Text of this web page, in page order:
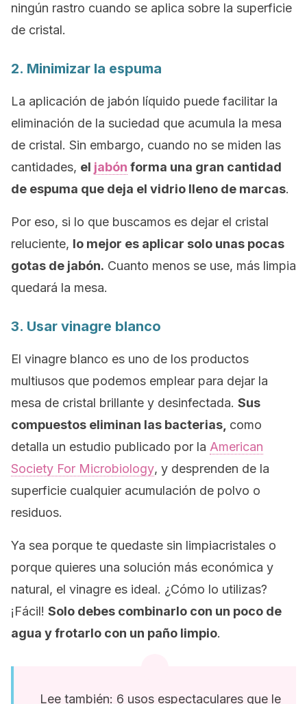
ningún rastro cuando se aplica sobre la superficie
de cristal.
2. Minimizar la espuma
La aplicación de jabón líquido puede facilitar la
eliminación de la suciedad que acumula la mesa
de cristal. Sin embargo, cuando no se miden las
cantidades, el jabón forma una gran cantidad
de espuma que deja el vidrio lleno de marcas.
Por eso, si lo que buscamos es dejar el cristal
reluciente, lo mejor es aplicar solo unas pocas
gotas de jabón. Cuanto menos se use, más limpia
quedará la mesa.
3. Usar vinagre blanco
El vinagre blanco es uno de los productos
multiusos que podemos emplear para dejar la
mesa de cristal brillante y desinfectada. Sus
compuestos eliminan las bacterias, como
detalla un estudio publicado por la American
Society For Microbiology, y desprenden de la
superficie cualquier acumulación de polvo o
residuos.
Ya sea porque te quedaste sin limpiacristales o
porque quieres una solución más económica y
natural, el vinagre es ideal. ¿Cómo lo utilizas?
¡Fácil! Solo debes combinarlo con un poco de
agua y frotarlo con un paño limpio.
Lee también: 6 usos espectaculares que le